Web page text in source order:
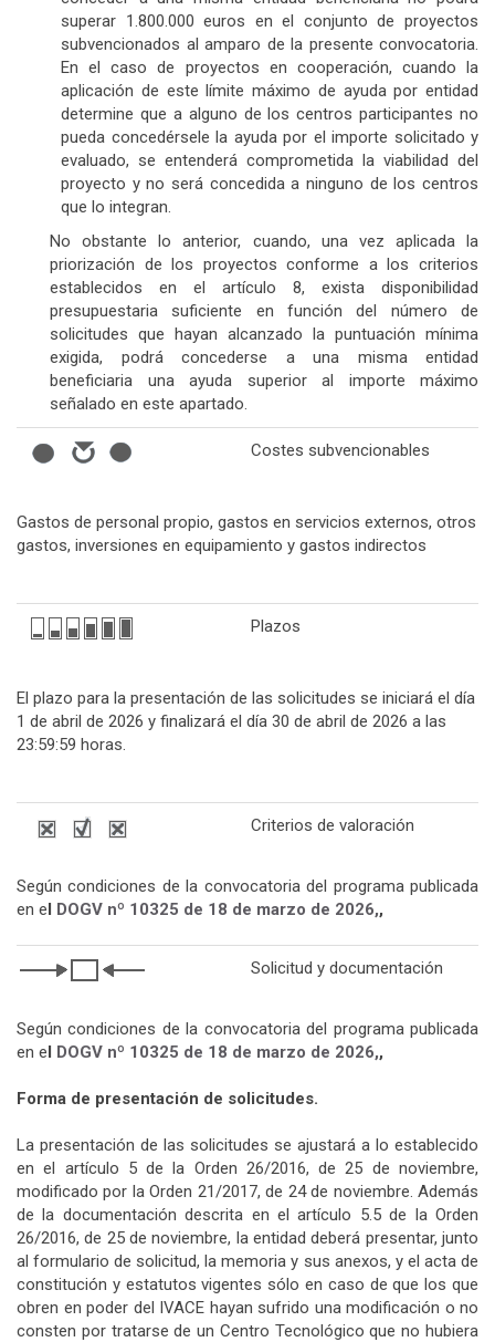
superar 1.800.000 euros en el conjunto de proyectos
subvencionados al amparo de la presente convocatoria.
En el caso de proyectos en cooperación, cuando la
aplicación de este límite máximo de ayuda por entidad
determine que a alguno de los centros participantes no
pueda concedérsele la ayuda por el importe solicitado y
evaluado, se entenderá comprometida la viabilidad del
proyecto y no será concedida a ninguno de los centros
que lo integran.
No obstante lo anterior, cuando, una vez aplicada la
priorización de los proyectos conforme a los criterios
establecidos en el artículo 8, exista disponibilidad
presupuestaria suficiente en función del número de
solicitudes que hayan alcanzado la puntuación mínima
exigida, podrá concederse a una misma entidad
beneficiaria una ayuda superior al importe máximo
señalado en este apartado.
Costes subvencionables
Gastos de personal propio, gastos en servicios externos, otros
gastos, inversiones en equipamiento y gastos indirectos
Plazos
El plazo para la presentación de las solicitudes se iniciará el día
1 de abril de 2026 y finalizará el día 30 de abril de 2026 a las
23:59:59 horas.
Criterios de valoración
Según condiciones de la convocatoria del programa publicada
en el DOGV nº 10325 de 18 de marzo de 2026,,
Solicitud y documentación
Según condiciones de la convocatoria del programa publicada
en el DOGV nº 10325 de 18 de marzo de 2026,,
Forma de presentación de solicitudes.
La presentación de las solicitudes se ajustará a lo establecido
en el artículo 5 de la Orden 26/2016, de 25 de noviembre,
modificado por la Orden 21/2017, de 24 de noviembre. Además
de la documentación descrita en el artículo 5.5 de la Orden
26/2016, de 25 de noviembre, la entidad deberá presentar, junto
al formulario de solicitud, la memoria y sus anexos, y el acta de
constitución y estatutos vigentes sólo en caso de que los que
obren en poder del IVACE hayan sufrido una modificación o no
consten por tratarse de un Centro Tecnológico que no hubiera